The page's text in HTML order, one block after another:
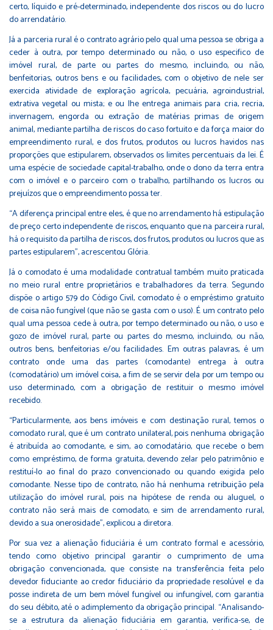
certo, líquido e pré-determinado, independente dos riscos ou do lucro
do arrendatário.
Já a parceria rural é o contrato agrário pelo qual uma pessoa se obriga a
ceder à outra, por tempo determinado ou não, o uso especifico de
imóvel rural, de parte ou partes do mesmo, incluindo, ou não,
benfeitorias, outros bens e ou facilidades, com o objetivo de nele ser
exercida atividade de exploração agrícola, pecuária, agroindustrial,
extrativa vegetal ou mista; e ou lhe entrega animais para cria, recria,
invernagem, engorda ou extração de matérias primas de origem
animal, mediante partilha de riscos do caso fortuito e da força maior do
empreendimento rural, e dos frutos, produtos ou lucros havidos nas
proporções que estipularem, observados os limites percentuais da lei. É
uma espécie de sociedade capital-trabalho, onde o dono da terra entra
com o imóvel e o parceiro com o trabalho, partilhando os lucros ou
prejuízos que o empreendimento possa ter.
“A diferença principal entre eles, é que no arrendamento há estipulação
de preço certo independente de riscos, enquanto que na parceira rural,
há o requisito da partilha de riscos, dos frutos, produtos ou lucros que as
partes estipularem”, acrescentou Glória.
Já o comodato é uma modalidade contratual também muito praticada
no meio rural entre proprietários e trabalhadores da terra. Segundo
dispõe o artigo 579 do Código Civil, comodato é o empréstimo gratuito
de coisa não fungível (que não se gasta com o uso). É um contrato pelo
qual uma pessoa cede à outra, por tempo determinado ou não, o uso e
gozo de imóvel rural, parte ou partes do mesmo, incluindo, ou não,
outros bens, benfeitorias e/ou facilidades. Em outras palavras, é um
contrato onde uma das partes (comodante) entrega à outra
(comodatário) um imóvel coisa, a fim de se servir dela por um tempo ou
uso determinado, com a obrigação de restituir o mesmo imóvel
recebido.
“Particularmente, aos bens imóveis e com destinação rural, temos o
comodato rural, que é um contrato unilateral, pois nenhuma obrigação
é atribuída ao comodante, e sim, ao comodatário, que recebe o bem
como empréstimo, de forma gratuita, devendo zelar pelo patrimônio e
restituí-lo ao final do prazo convencionado ou quando exigida pelo
comodante. Nesse tipo de contrato, não há nenhuma retribuição pela
utilização do imóvel rural, pois na hipótese de renda ou aluguel, o
contrato não será mais de comodato, e sim de arrendamento rural,
devido a sua onerosidade”, explicou a diretora.
Por sua vez a alienação fiduciária é um contrato formal e acessório,
tendo como objetivo principal garantir o cumprimento de uma
obrigação convencionada, que consiste na transferência feita pelo
devedor fiduciante ao credor fiduciário da propriedade resolúvel e da
posse indireta de um bem móvel fungível ou infungível, com garantia
do seu débito, até o adimplemento da obrigação principal. “Analisando-
se a estrutura da alienação fiduciária em garantia, verifica-se, de